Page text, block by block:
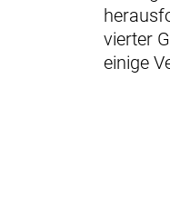
vierter
einige